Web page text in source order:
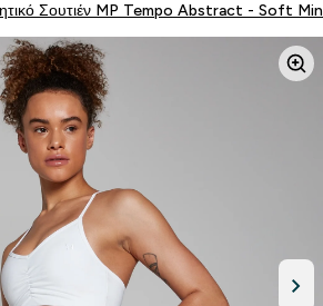
Σουτιέν MP Tempo Abstract - Soft